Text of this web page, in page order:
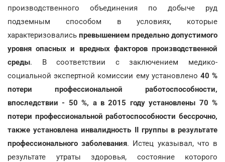
производственного объединения по добыче руд
подземным способом в условиях, которые
характеризовались превышением предельно допустимого
уровня опасных и вредных факторов производственной
среды. В соответствии с заключением медико-
социальной экспертной комиссии ему установлено 40 %
потери профессиональной работоспособности,
впоследствии - 50 %, а в 2015 году установлены 70 %
потери профессиональной работоспособности бессрочно,
также установлена инвалидность II группы в результате
профессионального заболевания. Истец указывал, что в
результате утраты здоровья, состояние которого